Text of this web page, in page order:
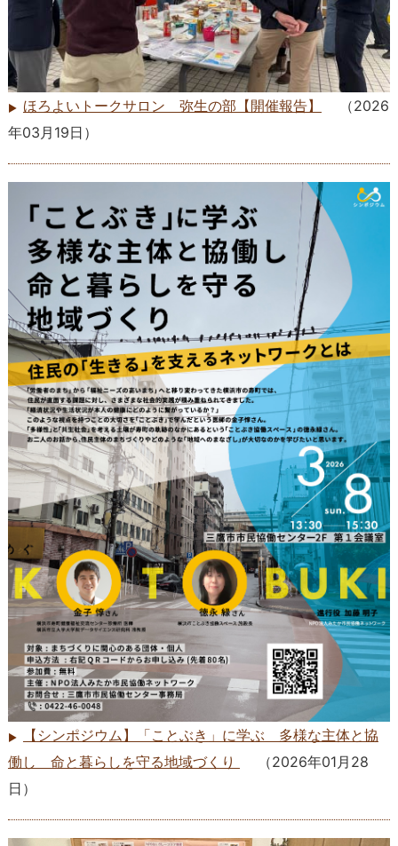
ほろよいトークサロン 弥生の部【開催報告】 （2026
年03月19日 ）
【シンポジウム】「ことぶき」に学ぶ 多様な主体と協
働し 命と暮らしを守る地域づくり
（2026年01月28
日 ）